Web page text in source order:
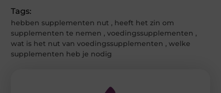
Tags:
hebben supplementen nut , heeft het zin om
supplementen te nemen ,voedingssupplementen ,
wat is het nut van voedingssupplementen ,welke
supplementen heb je nodig